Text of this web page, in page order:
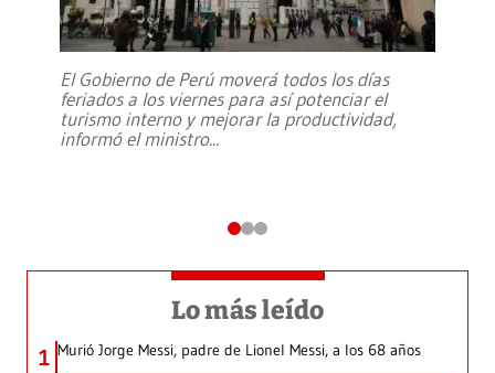
El Gobierno de Perú moverá todos los días
feriados a los viernes para así potenciar el
turismo interno y mejorar la productividad,
informó el ministro...
Lo más leído
1 Murió Jorge Messi, padre de Lionel Messi, a los 68 años